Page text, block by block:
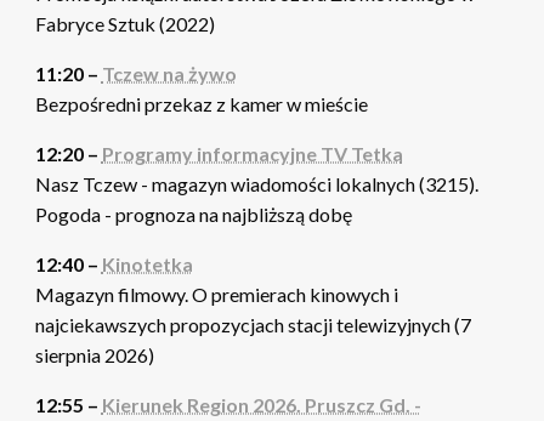
Fabryce Sztuk (2022)
11:20 – Tczew na żywo
Bezpośredni przekaz z kamer w mieście
12:20 – Programy informacyjne TV Tetka
Nasz Tczew - magazyn wiadomości lokalnych (3215).
Pogoda - prognoza na najbliższą dobę
12:40 – Kinotetka
Magazyn filmowy. O premierach kinowych i
najciekawszych propozycjach stacji telewizyjnych (7
sierpnia 2026)
12:55 – Kierunek Region 2026. Pruszcz Gd. -